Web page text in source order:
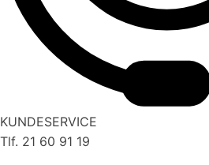
KUNDESERVICE
Tlf. 21 60 91 19